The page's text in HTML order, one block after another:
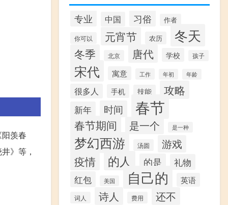
羡春
》等，
专业 中国 习俗 作者
你可以 元宵节 农历 冬天
冬季 北京 唐代 学校 孩子
宋代 寓意 工作 年初 年龄
很多人 手机 技能 攻略
新年 时间 春节
春节期间 是一个 是一种
梦幻西游 汤圆 游戏
疫情 的人 的是
礼物
红包
美国 自己的 英语
词人 诗人 费用 还不